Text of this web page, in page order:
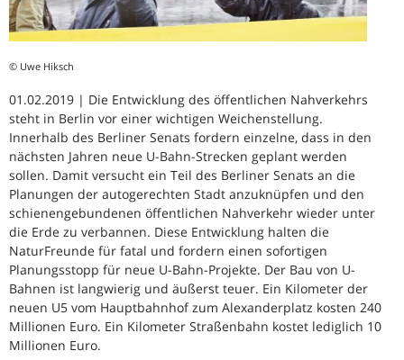
© Uwe Hiksch
01.02.2019 | Die Entwicklung des öffentlichen Nahverkehrs
steht in Berlin vor einer wichtigen Weichenstellung.
Innerhalb des Berliner Senats fordern einzelne, dass in den
nächsten Jahren neue U-Bahn-Strecken geplant werden
sollen. Damit versucht ein Teil des Berliner Senats an die
Planungen der autogerechten Stadt anzuknüpfen und den
schienengebundenen öffentlichen Nahverkehr wieder unter
die Erde zu verbannen. Diese Entwicklung halten die
NaturFreunde für fatal und fordern einen sofortigen
Planungsstopp für neue U-Bahn-Projekte. Der Bau von U-
Bahnen ist langwierig und äußerst teuer. Ein Kilometer der
neuen U5 vom Hauptbahnhof zum Alexanderplatz kosten 240
Millionen Euro. Ein Kilometer Straßenbahn kostet lediglich 10
Millionen Euro.